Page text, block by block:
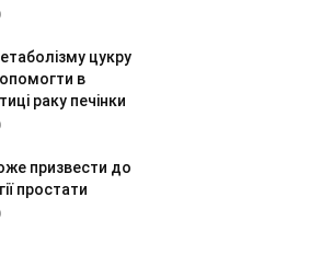
цукру
в
раку печінки
призвести до
простати